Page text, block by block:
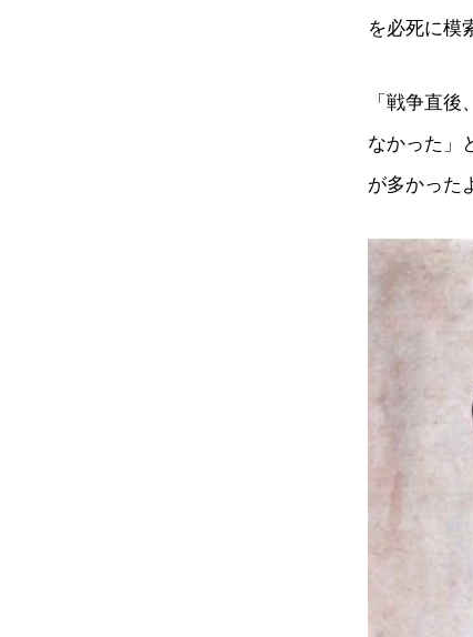
を必死に模
「戦争直
なかった」
が多かった